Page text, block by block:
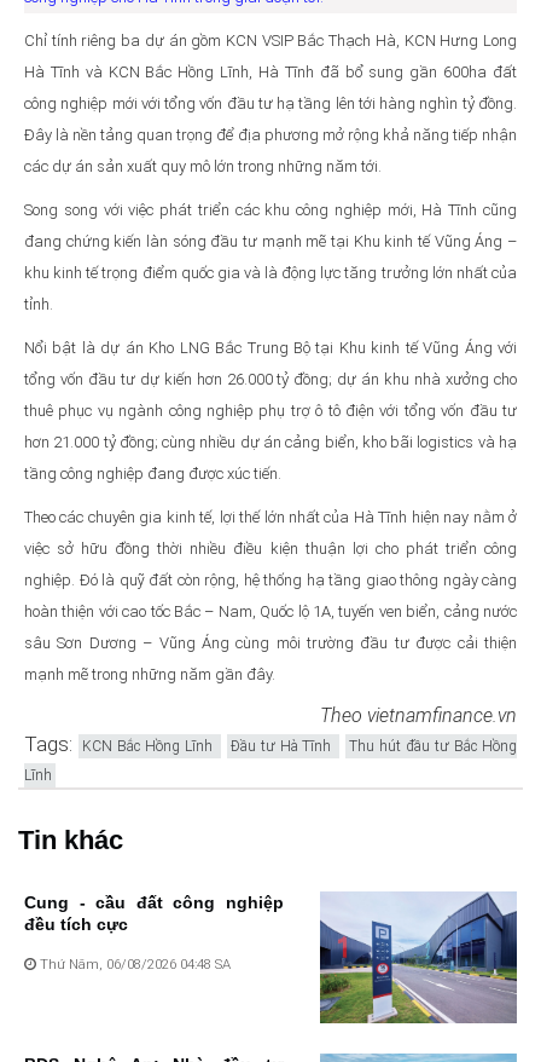
Chỉ tính riêng ba dự án gồm KCN VSIP Bắc Thạch Hà, KCN Hưng Long
Hà Tĩnh và KCN Bắc Hồng Lĩnh, Hà Tĩnh đã bổ sung gần 600ha đất
công nghiệp mới với tổng vốn đầu tư hạ tầng lên tới hàng nghìn tỷ đồng.
Đây là nền tảng quan trọng để địa phương mở rộng khả năng tiếp nhận
các dự án sản xuất quy mô lớn trong những năm tới.
Song song với việc phát triển các khu công nghiệp mới, Hà Tĩnh cũng
đang chứng kiến làn sóng đầu tư mạnh mẽ tại Khu kinh tế Vũng Áng –
khu kinh tế trọng điểm quốc gia và là động lực tăng trưởng lớn nhất của
tỉnh.
Nổi bật là dự án Kho LNG Bắc Trung Bộ tại Khu kinh tế Vũng Áng với
tổng vốn đầu tư dự kiến hơn 26.000 tỷ đồng; dự án khu nhà xưởng cho
thuê phục vụ ngành công nghiệp phụ trợ ô tô điện với tổng vốn đầu tư
hơn 21.000 tỷ đồng; cùng nhiều dự án cảng biển, kho bãi logistics và hạ
tầng công nghiệp đang được xúc tiến.
Theo các chuyên gia kinh tế, lợi thế lớn nhất của Hà Tĩnh hiện nay nằm ở
việc sở hữu đồng thời nhiều điều kiện thuận lợi cho phát triển công
nghiệp. Đó là quỹ đất còn rộng, hệ thống hạ tầng giao thông ngày càng
hoàn thiện với cao tốc Bắc – Nam, Quốc lộ 1A, tuyến ven biển, cảng nước
sâu Sơn Dương – Vũng Áng cùng môi trường đầu tư được cải thiện
mạnh mẽ trong những năm gần đây.
Theo vietnamfinance.vn
Tags: KCN Bắc Hồng Lĩnh Đầu tư Hà Tĩnh
Thu hút đầu tư Bắc Hồng
Lĩnh
Tin khác
Cung - cầu đất công nghiệp
đều tích cực
Thứ Năm, 06/08/2026 04:48 SA